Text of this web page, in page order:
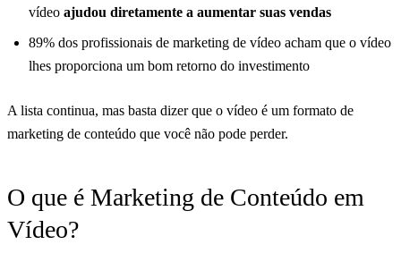
vídeo ajudou diretamente a aumentar suas vendas
89% dos profissionais de marketing de vídeo acham que o vídeo
lhes proporciona um bom retorno do investimento
A lista continua, mas basta dizer que o vídeo é um formato de
marketing de conteúdo que você não pode perder.
O que é Marketing de Conteúdo em
Vídeo?